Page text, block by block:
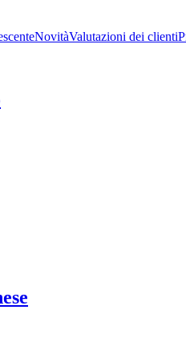
NovitàValutazioni dei clienti